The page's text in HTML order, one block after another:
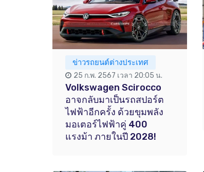
ข่าวรถยนต์ต่างประเทศ
25 ก.พ. 2567 เวลา 20:05 น.
Volkswagen Scirocco
อาจกลับมาเป็นรถสปอร์ต
ไฟฟ้าอีกครั้ง ด้วยขุมพลัง
มอเตอร์ไฟฟ้าคู่ 400
แรงม้า ภายในปี 2028!